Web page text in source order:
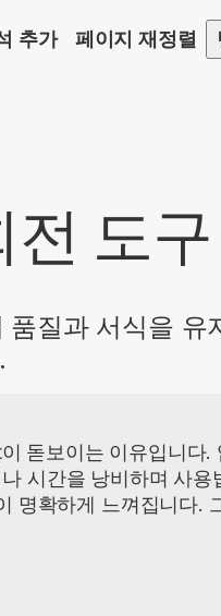
추가 페이지 재정렬
전 도구
질과 서식을 유
돋보이는 이유입니다.
시간을 낭비하며 사용
명확하게 느껴집니다.